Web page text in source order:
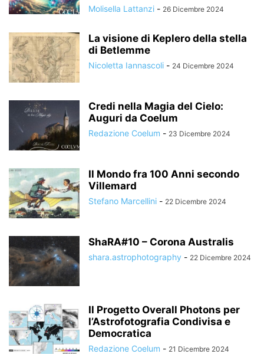
Molisella Lattanzi - 26 Dicembre 2024
La visione di Keplero della stella
di Betlemme
Nicoletta Iannascoli - 24 Dicembre 2024
Credi nella Magia del Cielo:
Auguri da Coelum
Redazione Coelum - 23 Dicembre 2024
Il Mondo fra 100 Anni secondo
Villemard
Stefano Marcellini - 22 Dicembre 2024
ShaRA#10 – Corona Australis
shara.astrophotography - 22 Dicembre 2024
Il Progetto Overall Photons per
l’Astrofotografia Condivisa e
Democratica
Redazione Coelum - 21 Dicembre 2024